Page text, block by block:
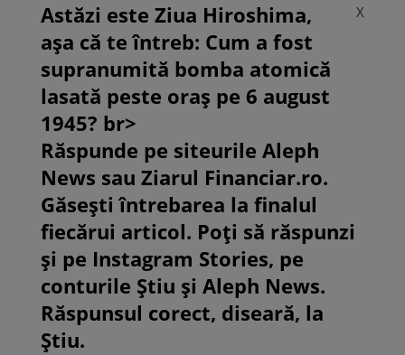
X
Astăzi este Ziua Hiroshima,
așa că te întreb: Cum a fost
supranumită bomba atomică
lasată peste oraș pe 6 august
1945? br>
Răspunde pe siteurile Aleph
News sau Ziarul Financiar.ro.
Găsești întrebarea la finalul
fiecărui articol. Poți să răspunzi
și pe Instagram Stories, pe
conturile Știu și Aleph News.
Răspunsul corect, diseară, la
Știu.